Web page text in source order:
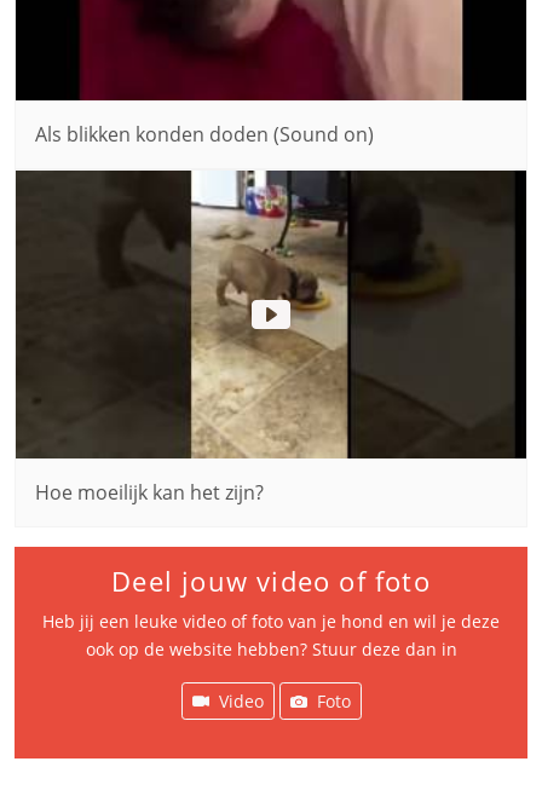
Als blikken konden doden (Sound on)
Hoe moeilijk kan het zijn?
Deel jouw video of foto
Heb jij een leuke video of foto van je hond en wil je deze
ook op de website hebben? Stuur deze dan in
Video Foto